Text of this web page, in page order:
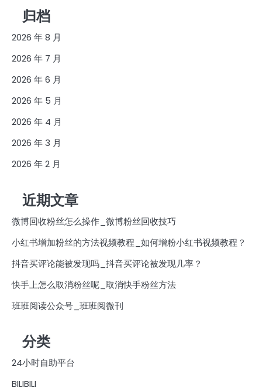
归档
2026 年 8 月
2026 年 7 月
2026 年 6 月
2026 年 5 月
2026 年 4 月
2026 年 3 月
2026 年 2 月
近期文章
微博回收粉丝怎么操作_微博粉丝回收技巧
小红书增加粉丝的方法视频教程_如何增粉小红书视频教程？
抖音买评论能被发现吗_抖音买评论被发现几率？
快手上怎么取消粉丝呢_取消快手粉丝方法
班班阅读公众号_班班阅微刊
分类
24小时自助平台
BILIBILI